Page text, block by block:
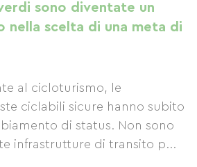
sono diventate un
nella scelta di una meta di
al cicloturismo, le
ciclabili sicure hanno subito
di status. Non sono
infrastrutture di transito p...